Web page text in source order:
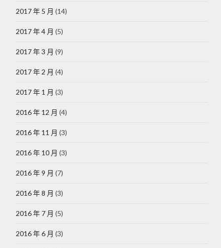
2017 年 5 月 (14)
2017 年 4 月 (5)
2017 年 3 月 (9)
2017 年 2 月 (4)
2017 年 1 月 (3)
2016 年 12 月 (4)
2016 年 11 月 (3)
2016 年 10 月 (3)
2016 年 9 月 (7)
2016 年 8 月 (3)
2016 年 7 月 (5)
2016 年 6 月 (3)